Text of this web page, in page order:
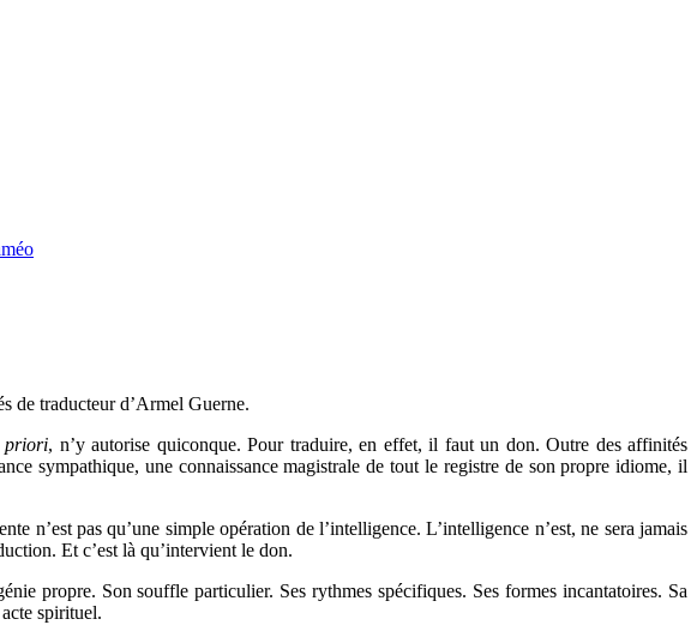
de traducteur d’Armel Guerne.
priori, n’y autorise quiconque. Pour traduire, en effet, il faut un don. Outre des affinités
sympathique, une connaissance magistrale de tout le registre de son propre idiome, il
n’est pas qu’une simple opération de l’intelligence. L’intelligence n’est, ne sera jamais
Et c’est là qu’intervient le don.
propre. Son souffle particulier. Ses rythmes spécifiques. Ses formes incantatoires. Sa
spirituel.